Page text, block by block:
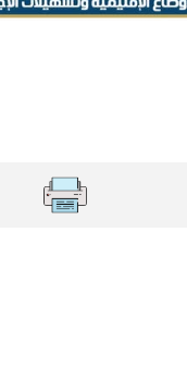
لمجلس وزراء